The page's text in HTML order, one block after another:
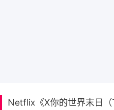
Netflix《X你的世界末日